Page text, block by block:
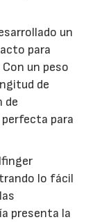
un
para
un peso
de
de
para
lo fácil
presenta la